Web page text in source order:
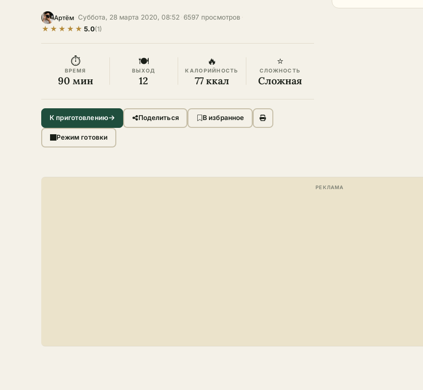
Артём Суббота, 28 марта 2020, 08:52 6597 просмотров
★ ★ ★ ★ ★ 5.0(1)
⏱
ВРЕМЯ
90 мин
🍽
ВЫХОД
12
🔥
КАЛОРИЙНОСТЬ
77 ккал
⭐
СЛОЖНОСТЬ
Сложная
К приготовлению Поделиться В избранное
Режим готовки